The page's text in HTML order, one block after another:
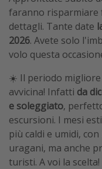
faranno risparmiare
dettagli. Tante date
2026. Avete solo
volo questa
☀️ Il periodo migliore
avvicina! Infatti da
e soleggiato,
escursioni. I mesi
più caldi e umidi,
uragani, ma anche
turisti. A voi la scelta!